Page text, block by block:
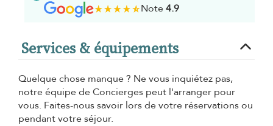
Note4.9
Services & équipements
Quelque chose manque ? Ne vous inquiétez pas,
notre équipe de Concierges peut l'arranger pour
vous. Faites-nous savoir lors de votre réservations ou
pendant votre séjour.